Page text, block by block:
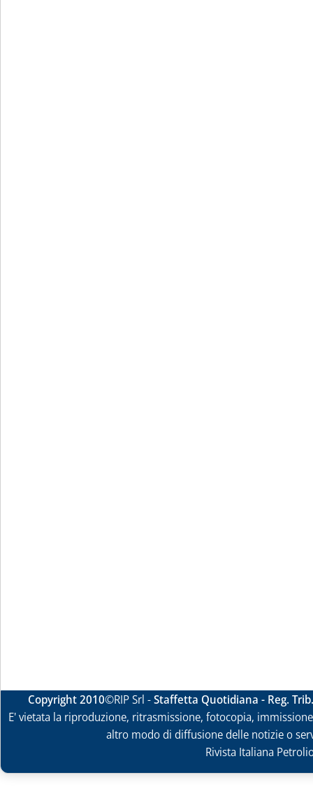
Copyright 2010©RIP Srl -Staffetta Quotidiana - Reg.
E' vietata la riproduzione, ritrasmissione, fotocopia,
altro modo di diffusione delle notizie o
Rivista Italiana